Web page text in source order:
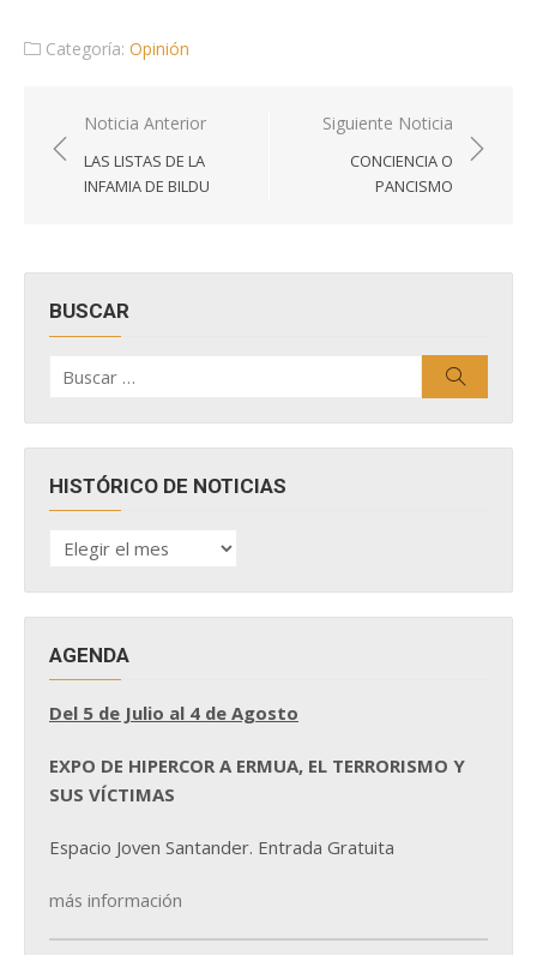
Categoría: Opinión
Navegación
de
entradas
Noticia Anterior
LAS LISTAS DE LA
INFAMIA DE BILDU
Siguiente Noticia
CONCIENCIA O
PANCISMO
BUSCAR
por:
HISTÓRICO DE NOTICIAS
HISTÓRICO
DE
AGENDA
Del 5 de Julio al 4 de Agosto
EXPO DE HIPERCOR A ERMUA, EL TERRORISMO Y
SUS VÍCTIMAS
Espacio Joven Santander. Entrada Gratuita
más información